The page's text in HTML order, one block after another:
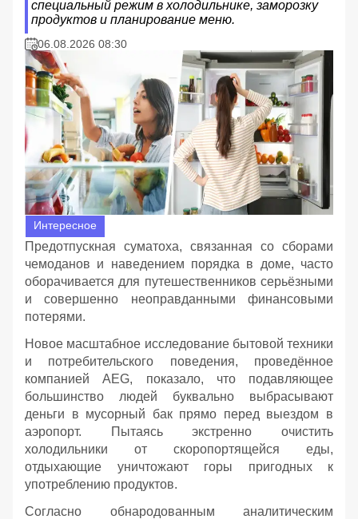
специальный режим в холодильнике, заморозку
продуктов и планирование меню.
06.08.2026 08:30
Интересное
Предотпускная суматоха, связанная со сборами
чемоданов и наведением порядка в доме, часто
оборачивается для путешественников серьёзными
и совершенно неоправданными финансовыми
потерями.
Новое масштабное исследование бытовой техники
и потребительского поведения, проведённое
компанией AEG, показало, что подавляющее
большинство людей буквально выбрасывают
деньги в мусорный бак прямо перед выездом в
аэропорт. Пытаясь экстренно очистить
холодильники от скоропортящейся еды,
отдыхающие уничтожают горы пригодных к
употреблению продуктов.
Согласно обнародованным аналитическим